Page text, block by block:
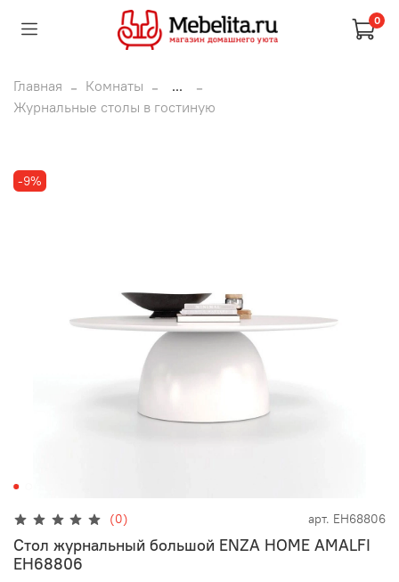
0
Главная Комнаты
...
Журнальные столы в гостиную
-9%
(0) арт. EH68806
Стол журнальный большой ENZA HOME AMALFI
EH68806